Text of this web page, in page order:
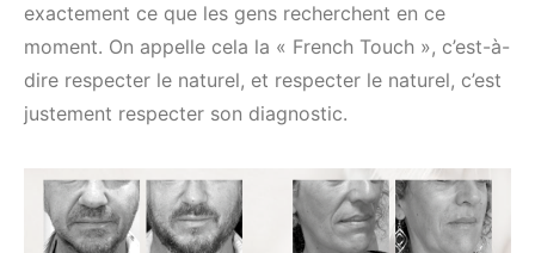
exactement ce que les gens recherchent en ce
moment. On appelle cela la « French Touch », c’est-à-
dire respecter le naturel, et respecter le naturel, c’est
justement respecter son diagnostic.